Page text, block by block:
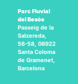
Parc Fluvial
del Besòs
Passeig de la
Salzereda,
56-58, 08922
Santa Coloma
de Gramenet,
Barcelona